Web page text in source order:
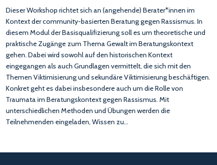
Dieser Workshop richtet sich an (angehende) Berater*innen im
Kontext der community-basierten Beratung gegen Rassismus. In
diesem Modul der Basisqualifizierung soll es um theoretische und
praktische Zugänge zum Thema Gewalt im Beratungskontext
gehen. Dabei wird sowohl auf den historischen Kontext
eingegangen als auch Grundlagen vermittelt, die sich mit den
Themen Viktimisierung und sekundäre Viktimisierung beschäftigen.
Konkret geht es dabei insbesondere auch um die Rolle von
Traumata im Beratungskontext gegen Rassismus. Mit
unterschiedlichen Methoden und Übungen werden die
Teilnehmenden eingeladen, Wissen zu…